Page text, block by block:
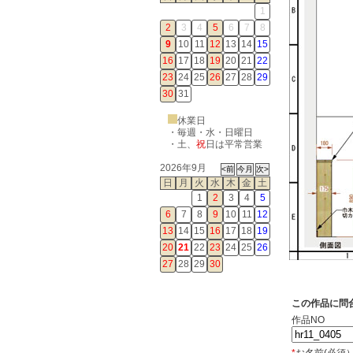
1
2
3 4 5 6 7
8
9
10 11 12 13 14 15
16 17 18 19 20 21 22
23 24 25 26 27 28 29
30 31
休業日
・毎週・水・日曜日
・ 土、 祝日は平常営業
2026年9月
日
月 火 水 木 金
土
1
2 3 4
5
6
7 8 9 10 11 12
13 14 15 16 17 18 19
20 21 22 23 24 25 26
27 28 29 30
この作品に問
作品NO